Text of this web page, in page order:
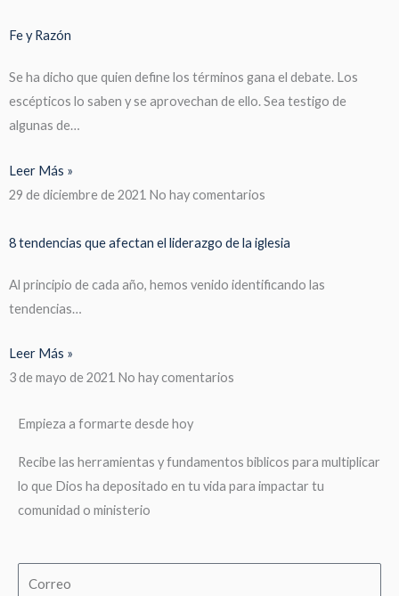
Fe y Razón
Se ha dicho que quien define los términos gana el debate. Los
escépticos lo saben y se aprovechan de ello. Sea testigo de
algunas de…
Leer Más »
29 de diciembre de 2021 No hay comentarios
8 tendencias que afectan el liderazgo de la iglesia
Al principio de cada año, hemos venido identificando las
tendencias…
Leer Más »
3 de mayo de 2021 No hay comentarios
Empieza a formarte desde hoy
Recibe las herramientas y fundamentos biblicos para multiplicar
lo que Dios ha depositado en tu vida para impactar tu
comunidad o ministerio